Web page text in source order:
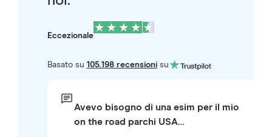
Eccezionale
Basato su 105.198 recensionisu
Avevo bisogno di una esim per il mio
on the road parchi USA…